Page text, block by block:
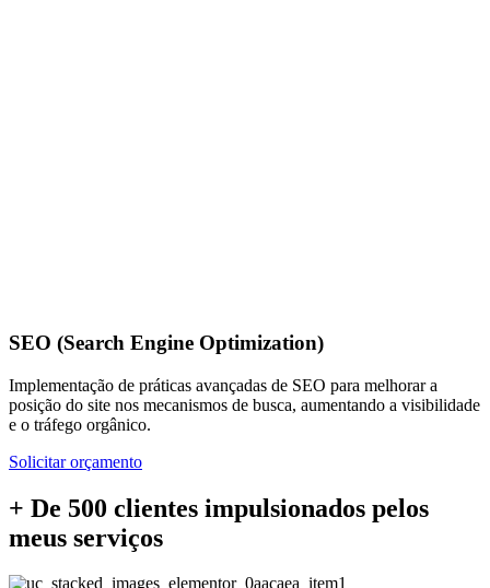
SEO (Search Engine Optimization)
Implementação de práticas avançadas de SEO para melhorar a
posição do site nos mecanismos de busca, aumentando a visibilidade
e o tráfego orgânico.
Solicitar orçamento
+ De 500 clientes impulsionados pelos
meus serviços